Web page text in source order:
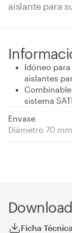
aislante para
Idóneo
aislantes
sistema
Envase
Diámetro 70 mm
Ficha Técnica